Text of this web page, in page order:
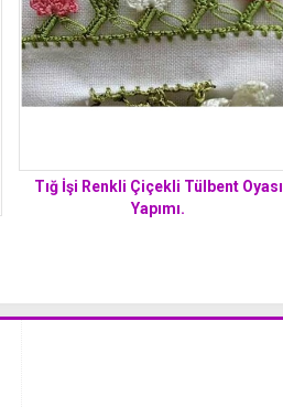
Tığ İşi Renkli Çiçekli Tülbent Oyası
Yapımı.